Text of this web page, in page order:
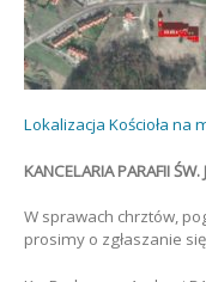
Lokalizacja Kościoła na
KANCELARIA PARAFII
W sprawach chrztów,
prosimy o zgłaszanie